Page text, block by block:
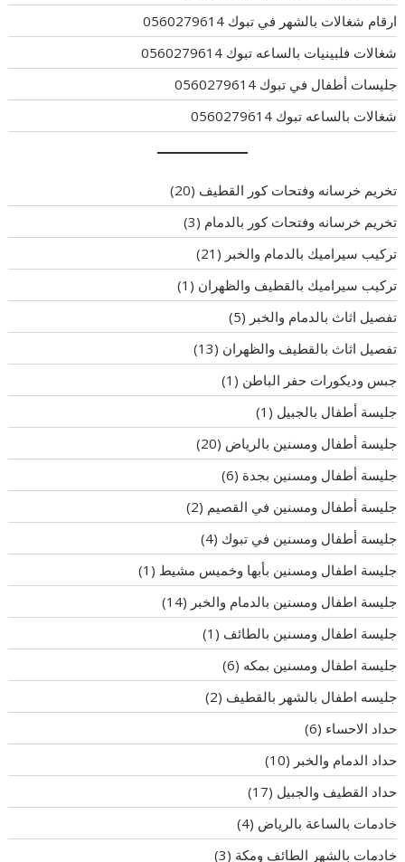
ارقام شغالات بالشهر في تبوك 0560279614
شغالات فلبينيات بالساعه تبوك 0560279614
جليسات أطفال في تبوك 0560279614
شغالات بالساعه تبوك 0560279614
تخريم خرسانه وفتحات كور القطيف (20)
تخريم خرسانه وفتحات كور بالدمام (3)
تركيب سيراميك بالدمام والخبر (21)
تركيب سيراميك بالقطيف والظهران (1)
تفصيل اثاث بالدمام والخبر (5)
تفصيل اثاث بالقطيف والظهران (13)
جبس وديكورات حفر الباطن (1)
جليسة أطفال بالجبيل (1)
جليسة أطفال ومسنين بالرياض (20)
جليسة أطفال ومسنين بجدة (6)
جليسة أطفال ومسنين في القصيم (2)
جليسة أطفال ومسنين في تبوك (4)
جليسة اطفال ومسنين بأبها وخميس مشيط (1)
جليسة اطفال ومسنين بالدمام والخبر (14)
جليسة اطفال ومسنين بالطائف (1)
جليسة اطفال ومسنين بمكه (6)
جليسه اطفال بالشهر بالقطيف (2)
حداد الاحساء (6)
حداد الدمام والخبر (10)
حداد القطيف والجبيل (17)
خادمات بالساعة بالرياض (4)
خادمات بالشهر الطائف ومكة (3)